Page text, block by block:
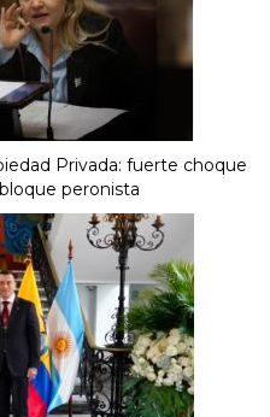
Privada: fuerte choque
peronista